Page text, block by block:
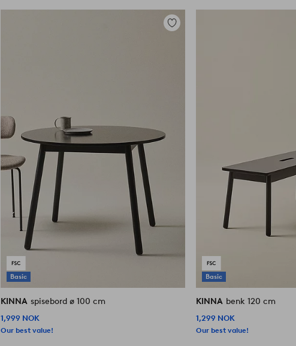
Basic
Legg
KINNA spisebord ø 100 cm
1,999 NOK
Our best value!
Basic
KINNA benk 120 cm
1,299 NOK
Our best value!